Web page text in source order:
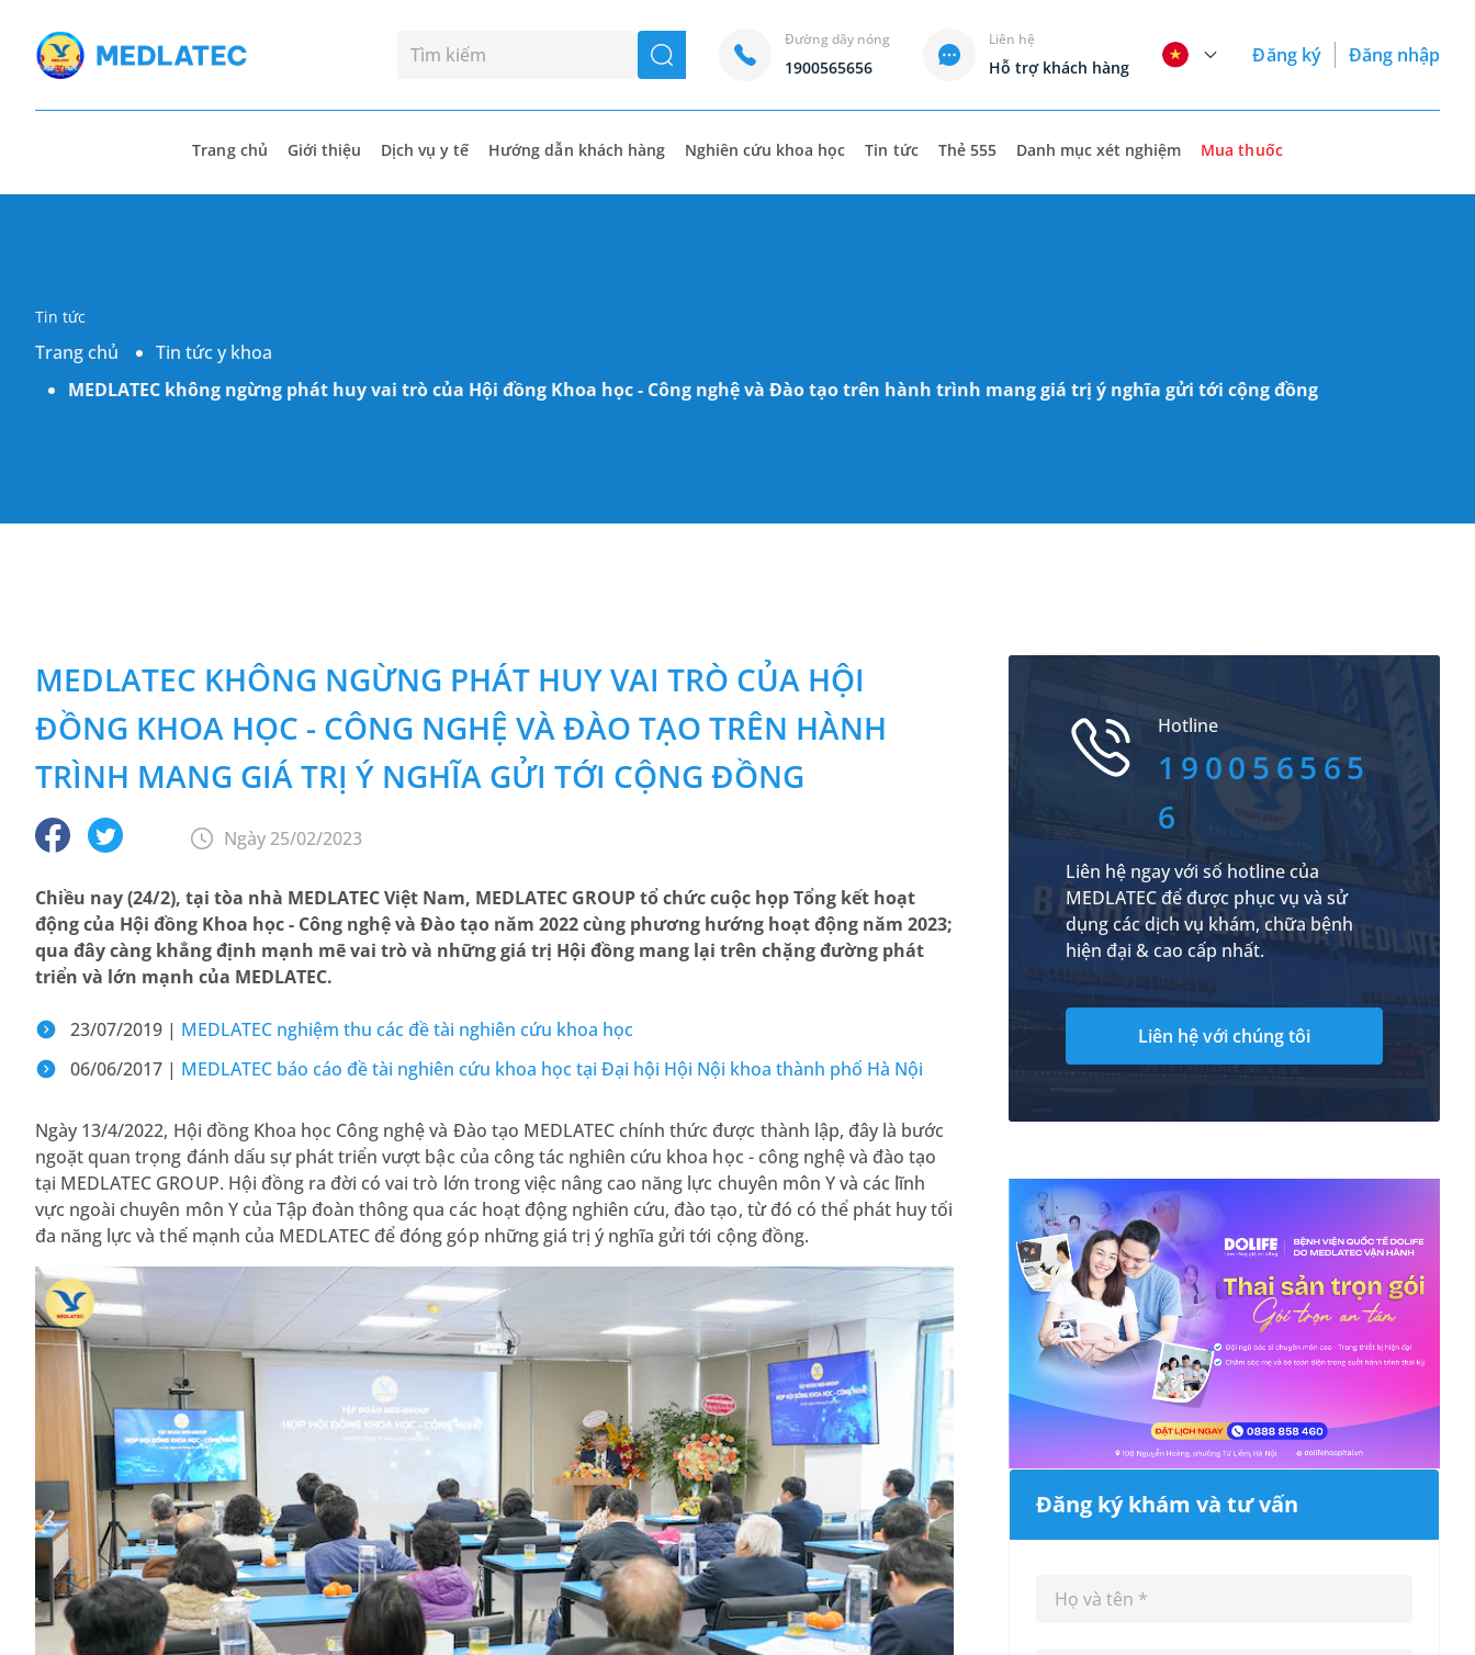
seach
Đường dây nóng
1900565656
Liên hệ
Hỗ trợ khách hàng
Đăng ký Đăng nhập
Trang chủ Giới thiệu Dịch vụ y tế Hướng dẫn khách hàng Nghiên cứu khoa học Tin tức Thẻ 555 Danh mục xét nghiệm Mua thuốc
Tin tức
Trang chủ
Tin tức y khoa
MEDLATEC không ngừng phát huy vai trò của Hội đồng Khoa học - Công nghệ và Đào tạo trên hành trình mang giá trị ý nghĩa gửi tới cộng đồng
MEDLATEC KHÔNG NGỪNG PHÁT HUY VAI TRÒ CỦA HỘI
ĐỒNG KHOA HỌC - CÔNG NGHỆ VÀ ĐÀO TẠO TRÊN HÀNH
TRÌNH MANG GIÁ TRỊ Ý NGHĨA GỬI TỚI CỘNG ĐỒNG
Ngày 25/02/2023
Chiều nay (24/2), tại tòa nhà MEDLATEC Việt Nam, MEDLATEC GROUP tổ chức cuộc họp Tổng kết hoạt
động của Hội đồng Khoa học - Công nghệ và Đào tạo năm 2022 cùng phương hướng hoạt động năm 2023;
qua đây càng khẳng định mạnh mẽ vai trò và những giá trị Hội đồng mang lại trên chặng đường phát
triển và lớn mạnh của MEDLATEC.
23/07/2019 | MEDLATEC nghiệm thu các đề tài nghiên cứu khoa học
06/06/2017 | MEDLATEC báo cáo đề tài nghiên cứu khoa học tại Đại hội Hội Nội khoa thành phố Hà Nội
Ngày 13/4/2022, Hội đồng Khoa học Công nghệ và Đào tạo MEDLATEC chính thức được thành lập, đây là bước
ngoặt quan trọng đánh dấu sự phát triển vượt bậc của công tác nghiên cứu khoa học - công nghệ và đào tạo
tại MEDLATEC GROUP. Hội đồng ra đời có vai trò lớn trong việc nâng cao năng lực chuyên môn Y và các lĩnh
vực ngoài chuyên môn Y của Tập đoàn thông qua các hoạt động nghiên cứu, đào tạo, từ đó có thể phát huy tối
đa năng lực và thế mạnh của MEDLATEC để đóng góp những giá trị ý nghĩa gửi tới cộng đồng.
Hotline
190056565
6
Liên hệ ngay với số hotline của
MEDLATEC để được phục vụ và sử
dụng các dịch vụ khám, chữa bệnh
hiện đại & cao cấp nhất.
Liên hệ với chúng tôi
Đăng ký khám và tư vấn